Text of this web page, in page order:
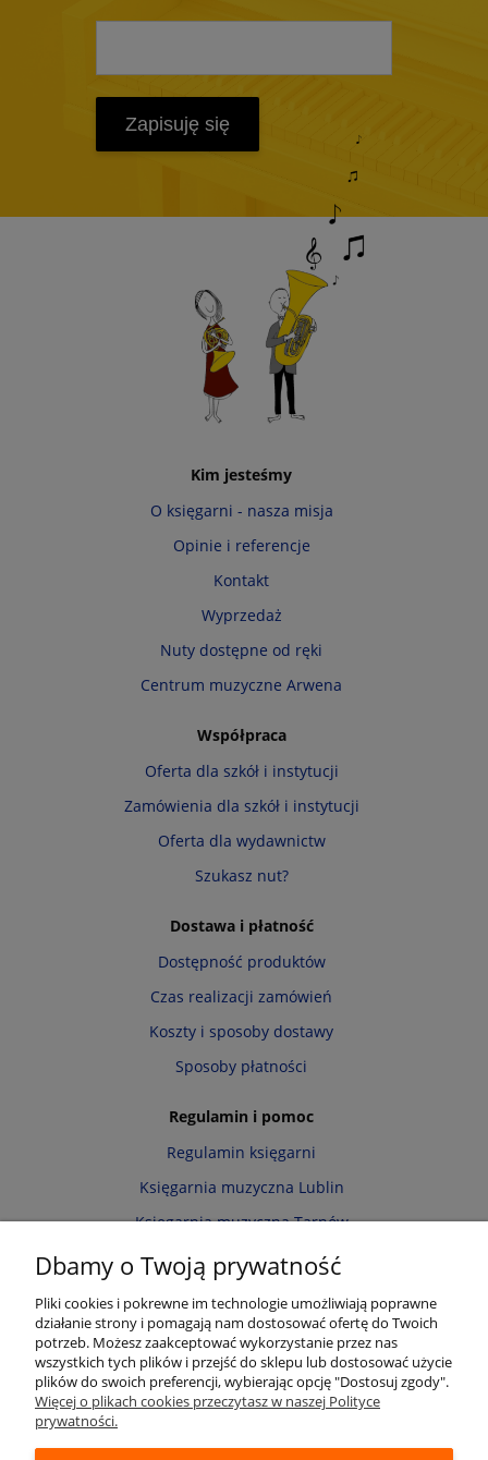
Zapisuję się
Kim jesteśmy
O księgarni - nasza misja
Opinie i referencje
Kontakt
Wyprzedaż
Nuty dostępne od ręki
Centrum muzyczne Arwena
Współpraca
Oferta dla szkół i instytucji
Zamówienia dla szkół i instytucji
Oferta dla wydawnictw
Szukasz nut?
Dostawa i płatność
Dostępność produktów
Czas realizacji zamówień
Koszty i sposoby dostawy
Sposoby płatności
Regulamin i pomoc
Regulamin księgarni
Księgarnia muzyczna Lublin
Księgarnia muzyczna Tarnów
Informacja o cookies
Zwroty i reklamacje
Moje konto
Twoje zamówienia
Przechowalnia
Dbamy o Twoją prywatność
Pliki cookies i pokrewne im technologie umożliwiają poprawne
działanie strony i pomagają nam dostosować ofertę do Twoich
potrzeb. Możesz zaakceptować wykorzystanie przez nas
wszystkich tych plików i przejść do sklepu lub dostosować użycie
plików do swoich preferencji, wybierając opcję "Dostosuj zgody".
Więcej o plikach cookies przeczytasz w naszej Polityce
prywatności.